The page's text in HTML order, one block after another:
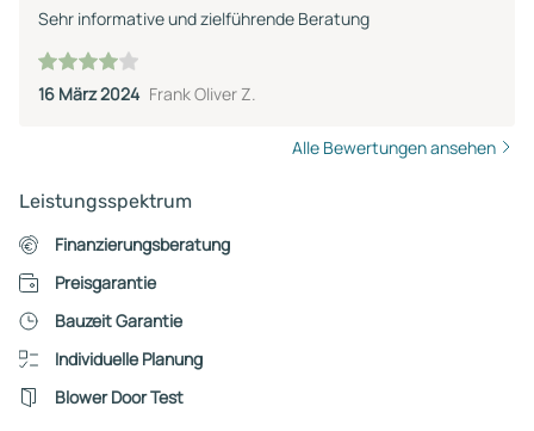
Sehr informative und zielführende Beratung
16 März 2024 Frank Oliver Z.
Alle Bewertungen ansehen
Leistungsspektrum
Finanzierungsberatung
Preisgarantie
Bauzeit Garantie
Individuelle Planung
Blower Door Test